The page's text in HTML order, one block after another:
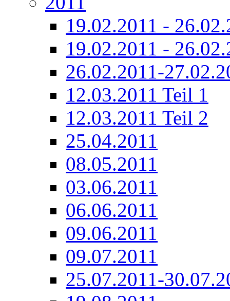
19.02.2011 -
19.02.2011 -
26.02.2011-
12.03.2011 Teil 1
12.03.2011 Teil 2
25.04.2011
08.05.2011
03.06.2011
06.06.2011
09.06.2011
09.07.2011
25.07.2011-